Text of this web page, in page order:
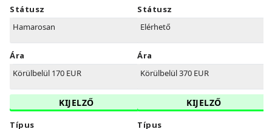
Státusz
Hamarosan
Ára
Körülbelül 170 EUR
KIJELZŐ
Típus
Státusz
Elérhető
Ára
Körülbelül 370 EUR
KIJELZŐ
Típus